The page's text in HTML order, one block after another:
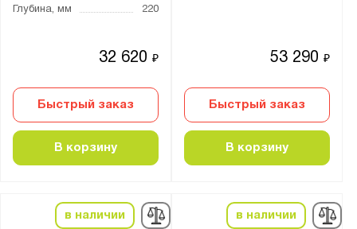
Глубина, мм
220
32 620₽
Быстрый заказ
В корзину
53 290₽
Быстрый заказ
В корзину
в наличии в наличии